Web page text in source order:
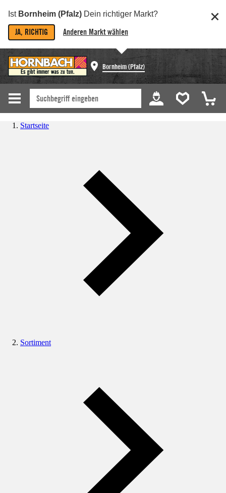
Ist Bornheim (Pfalz) Dein richtiger Markt?
JA, RICHTIG Anderen Markt wählen
Bornheim (Pfalz)
Startseite
Sortiment